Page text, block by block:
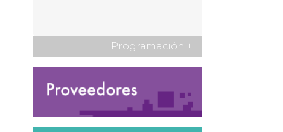
Programación +